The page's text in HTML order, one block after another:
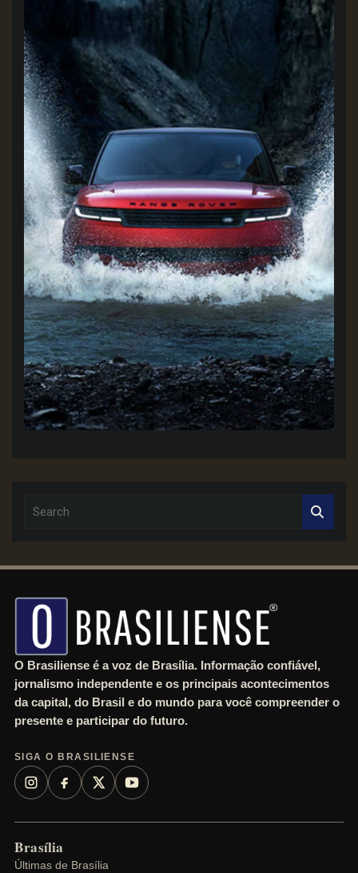
c
O Brasiliense é a voz de Brasília. Informação confiável,
jornalismo independente e os principais acontecimentos
da capital, do Brasil e do mundo para você compreender o
presente e participar do futuro.
SIGA O BRASILIENSE
Brasília
Últimas de Brasília